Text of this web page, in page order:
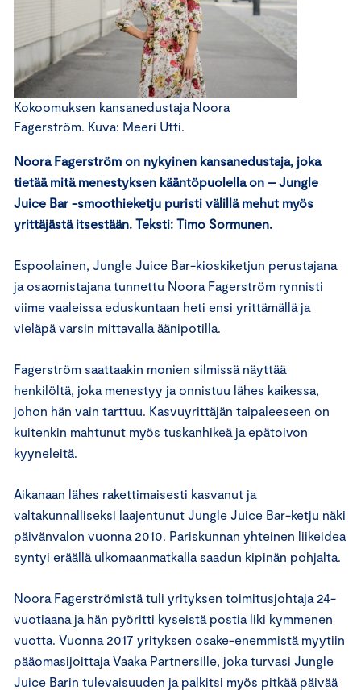
Kokoomuksen kansanedustaja Noora
Fagerström. Kuva: Meeri Utti.
Noora Fagerström on nykyinen kansanedustaja, joka
tietää mitä menestyksen kääntöpuolella on – Jungle
Juice Bar -smoothieketju puristi välillä mehut myös
yrittäjästä itsestään. Teksti: Timo Sormunen.
Espoolainen, Jungle Juice Bar-kioskiketjun perustajana
ja osaomistajana tunnettu Noora Fagerström rynnisti
viime vaaleissa eduskuntaan heti ensi yrittämällä ja
vieläpä varsin mittavalla äänipotilla.
Fagerström saattaakin monien silmissä näyttää
henkilöltä, joka menestyy ja onnistuu lähes kaikessa,
johon hän vain tarttuu. Kasvuyrittäjän taipaleeseen on
kuitenkin mahtunut myös tuskanhikeä ja epätoivon
kyyneleitä.
Aikanaan lähes rakettimaisesti kasvanut ja
valtakunnalliseksi laajentunut Jungle Juice Bar-ketju näki
päivänvalon vuonna 2010. Pariskunnan yhteinen liikeidea
syntyi eräällä ulkomaanmatkalla saadun kipinän pohjalta.
Noora Fagerströmistä tuli yrityksen toimitusjohtaja 24-
vuotiaana ja hän pyöritti kyseistä postia liki kymmenen
vuotta. Vuonna 2017 yrityksen osake-enemmistä myytiin
pääomasijoittaja Vaaka Partnersille, joka turvasi Jungle
Juice Barin tulevaisuuden ja palkitsi myös pitkää päivää